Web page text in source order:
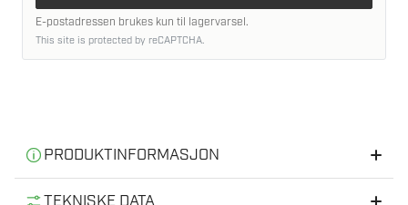
E-postadressen brukes kun til lagervarsel.
This site is protected by reCAPTCHA.
PRODUKTINFORMASJON